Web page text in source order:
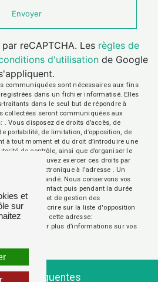
Envoyer
reCAPTCHA. Les règles de
d'utilisation de Google
communiquées sont nécessaires aux fins
dans un fichier informatisé. Elles
traitants dans le seul but de répondre à
collectées seront communiquées aux
Vous disposez de droits d’accès, de
portabilité, de limitation, d’opposition, de
à tout moment et du droit d’introduire une
de contrôle, ainsi que d’organiser le
Vous pouvez exercer ces droits par
courrier électronique à l'adresse . Un
être demandé. Nous conservons vos
de prise de contact puis pendant la durée
probatoires et de gestion des
de vous inscrire sur la liste d'opposition
disponible à cette adresse:
site cnil.fr pour plus d’informations sur vos
fréquentes
et
sur